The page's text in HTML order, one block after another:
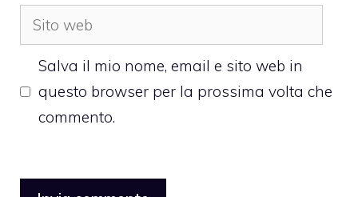
Sito
web
Salva il mio nome, email e sito web in
questo browser per la prossima volta che
commento.